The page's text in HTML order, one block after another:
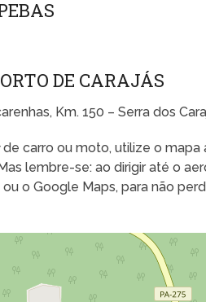
DE CARAJÁS
Km. 150 – Serra dos
de carro ou moto, utilize o mapa
lembre-se: ao dirigir até o
o Google Maps, para não